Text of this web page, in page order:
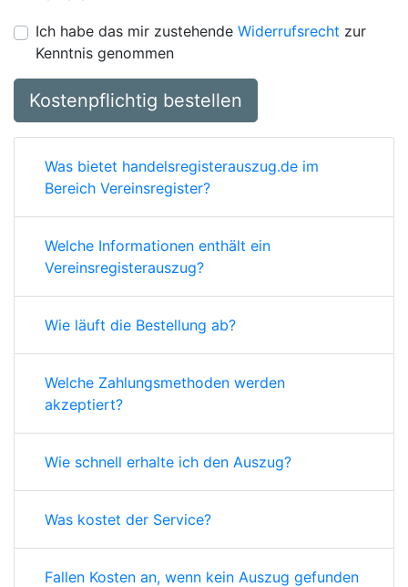
Ich habe das mir zustehende Widerrufsrecht zur
Kenntnis genommen
Kostenpflichtig bestellen
Was bietet handelsregisterauszug.de im
Bereich Vereinsregister?
Welche Informationen enthält ein
Vereinsregisterauszug?
Wie läuft die Bestellung ab?
Welche Zahlungsmethoden werden
akzeptiert?
Wie schnell erhalte ich den Auszug?
Was kostet der Service?
Fallen Kosten an, wenn kein Auszug gefunden